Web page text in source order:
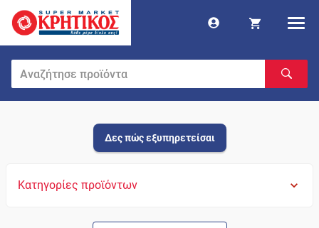
Δες πώς εξυπηρετείσαι
Κατηγορίες προϊόντων